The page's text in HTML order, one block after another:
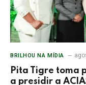
BRILHOU NA MÍDIA
Pita Tigre toma
a presidir a